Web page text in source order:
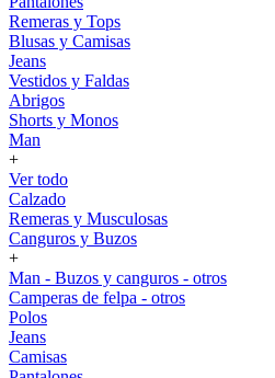
Remeras y Tops
Blusas y Camisas
Jeans
Vestidos y Faldas
Abrigos
Shorts y Monos
Man
+
Ver todo
Calzado
Remeras y Musculosas
Canguros y Buzos
+
Man - Buzos y canguros - otros
Camperas de felpa - otros
Polos
Jeans
Camisas